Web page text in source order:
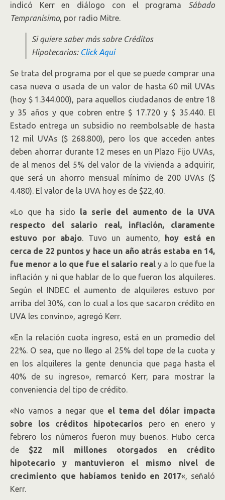
indicó Kerr en diálogo con el programa Sábado
Tempranísimo, por radio Mitre.
Si quiere saber más sobre Créditos
Hipotecarios: Click Aquí
Se trata del programa por el que se puede comprar una
casa nueva o usada de un valor de hasta 60 mil UVAs
(hoy $ 1.344.000), para aquellos ciudadanos de entre 18
y 35 años y que cobren entre $ 17.720 y $ 35.440. El
Estado entrega un subsidio no reembolsable de hasta
12 mil UVAs ($ 268.800), pero los que acceden antes
deben ahorrar durante 12 meses en un Plazo Fijo UVAs,
de al menos del 5% del valor de la vivienda a adquirir,
que será un ahorro mensual mínimo de 200 UVAs ($
4.480). El valor de la UVA hoy es de $22,40.
«Lo que ha sido la serie del aumento de la UVA
respecto del salario real, inflación, claramente
estuvo por abajo. Tuvo un aumento, hoy está en
cerca de 22 puntos y hace un año atrás estaba en 14,
fue menor a lo que fue el salario realy a lo que fue la
inflación y ni que hablar de lo que fueron los alquileres.
Según el INDEC el aumento de alquileres estuvo por
arriba del 30%, con lo cual a los que sacaron crédito en
UVA les convino», agregó Kerr.
«En la relación cuota ingreso, está en un promedio del
22%. O sea, que no llego al 25% del tope de la cuota y
en los alquileres la gente denuncia que paga hasta el
40% de su ingreso», remarcó Kerr, para mostrar la
conveniencia del tipo de crédito.
«No vamos a negar que el tema del dólar impacta
sobre los créditos hipotecarios pero en enero y
febrero los números fueron muy buenos. Hubo cerca
de $22 mil millones otorgados en crédito
hipotecario y mantuvieron el mismo nivel de
crecimiento que habíamos tenido en 2017«, señaló
Kerr.